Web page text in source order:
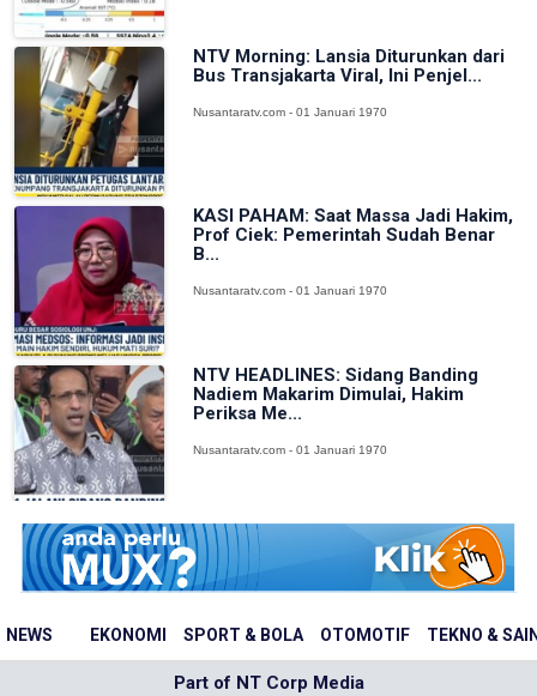
NEWS EKONOMI SPORT & BOLA OTOMOTIF TEKNO &
NTV Morning: Lansia Diturunkan dari
Bus Transjakarta Viral, Ini Penjel...
Nusantaratv.com - 01 Januari 1970
KASI PAHAM: Saat Massa Jadi Hakim,
Prof Ciek: Pemerintah Sudah Benar
B...
Nusantaratv.com - 01 Januari 1970
NTV HEADLINES: Sidang Banding
Nadiem Makarim Dimulai, Hakim
Periksa Me...
Nusantaratv.com - 01 Januari 1970
Part of NT Corp Media